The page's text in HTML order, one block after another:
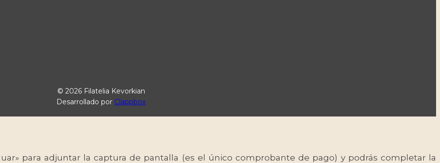
© 2026 Filatelia Kevorkian
Desarrollado por Clappbox
para adjuntar la captura de pantalla (es el único comprobante de pago) y podrás completar la